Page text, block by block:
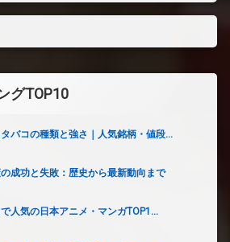
グTOP10
バコの種類と強さ｜人気銘柄・値段...
成功と失敗：歴史から最新動向まで
で人気の日本アニメ・マンガTOP1...